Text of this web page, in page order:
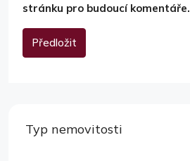
stránku pro budoucí komentáře.
Předložit
Typ nemovitosti